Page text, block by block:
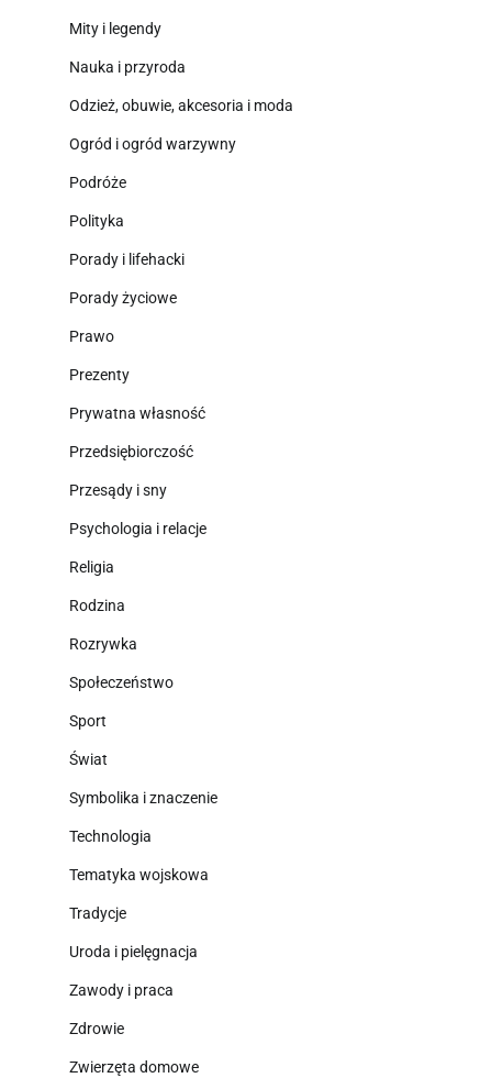
Mity i legendy
Nauka i przyroda
Odzież, obuwie, akcesoria i moda
Ogród i ogród warzywny
Podróże
Polityka
Porady i lifehacki
Porady życiowe
Prawo
Prezenty
Prywatna własność
Przedsiębiorczość
Przesądy i sny
Psychologia i relacje
Religia
Rodzina
Rozrywka
Społeczeństwo
Sport
Świat
Symbolika i znaczenie
Technologia
Tematyka wojskowa
Tradycje
Uroda i pielęgnacja
Zawody i praca
Zdrowie
Zwierzęta domowe